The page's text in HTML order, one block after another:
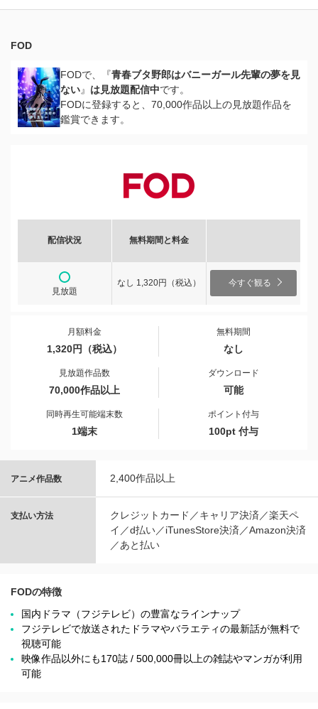
FOD
FODで、『青春ブタ野郎はバニーガール先輩の夢を見
ない』 は見放題配信中です。
FODに登録すると、70,000作品以上の見放題作品を
鑑賞できます。
配信状況 無料期間と料金
見放題
なし 1,320円（税込） 今すぐ観る
月額料金
1,320円（税込）
無料期間
なし
見放題作品数
70,000作品以上
ダウンロード
可能
同時再生可能端末数
1端末
ポイント付与
100pt 付与
アニメ作品数 2,400作品以上
支払い方法
クレジットカード／キャリア決済／楽天ペ
イ／d払い／iTunesStore決済／Amazon決済
／あと払い
FODの特徴
国内ドラマ（フジテレビ）の豊富なラインナップ
フジテレビで放送されたドラマやバラエティの最新話が無料で
視聴可能
映像作品以外にも170誌 / 500,000冊以上の雑誌やマンガが利用
可能